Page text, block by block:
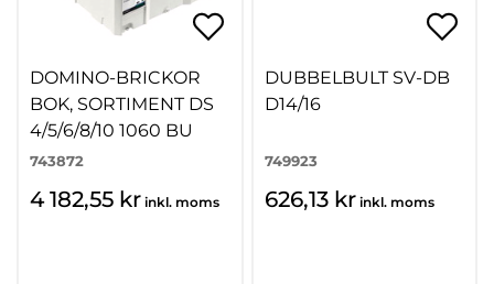
DOMINO-BRICKOR
BOK, SORTIMENT DS
4/5/6/8/10 1060 BU
743872
4 182,55 kr inkl. moms
DUBBELBULT SV-DB
D14/16
749923
626,13 kr inkl. moms